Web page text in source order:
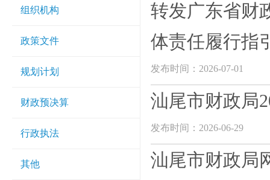
组织机构
政策文件
规划计划
财政预决算
行政执法
其他
转发广东省财
体责任履行指
发布时间：2026-07-01
汕尾市财政局
发布时间：2026-06-29
汕尾市财政局